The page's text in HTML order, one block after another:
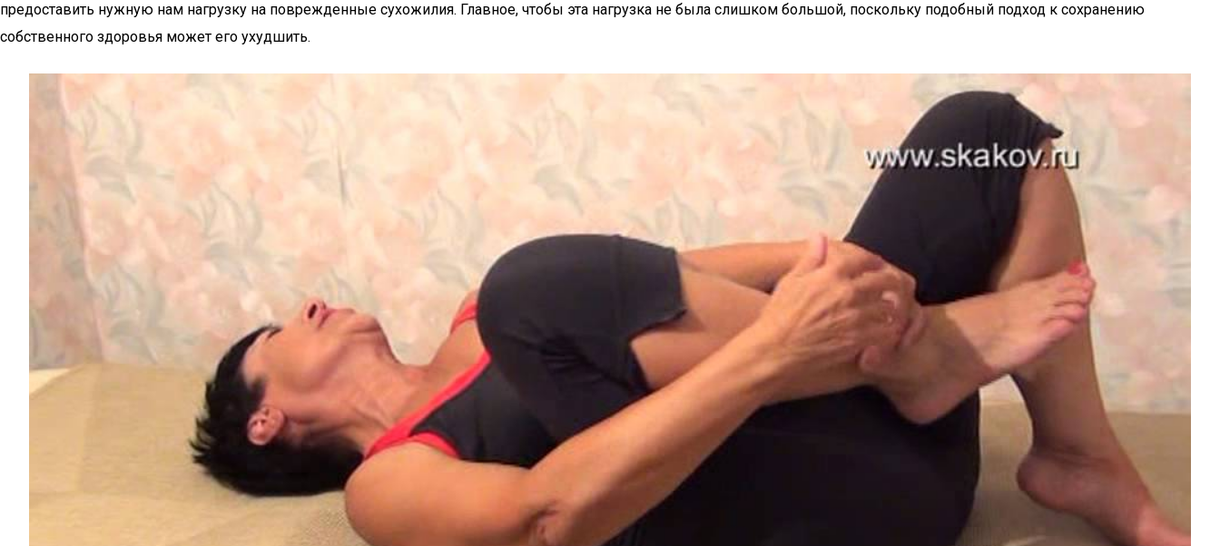
предоставить нужную нам нагрузку на поврежденные сухожилия. Главное, чтобы эта нагрузка не была слишком большой, поскольку подобный подход к сохранению
собственного здоровья может его ухудшить.